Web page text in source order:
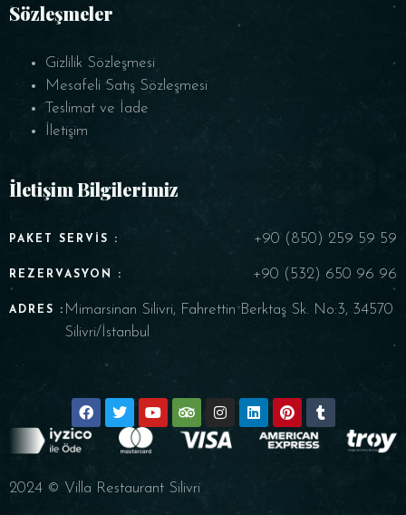
Sözleşmeler
Gizlilik Sözleşmesi
Mesafeli Satış Sözleşmesi
Teslimat ve İade
İletişim
İletişim Bilgilerimiz
PAKET SERVIS : +90 (850) 259 59 59
REZERVASYON : +90 (532) 650 96 96
ADRES : Mimarsinan Silivri, Fahrettin Berktaş Sk. No:3, 34570
Silivri/İstanbul
2024 © Villa Restaurant Silivri